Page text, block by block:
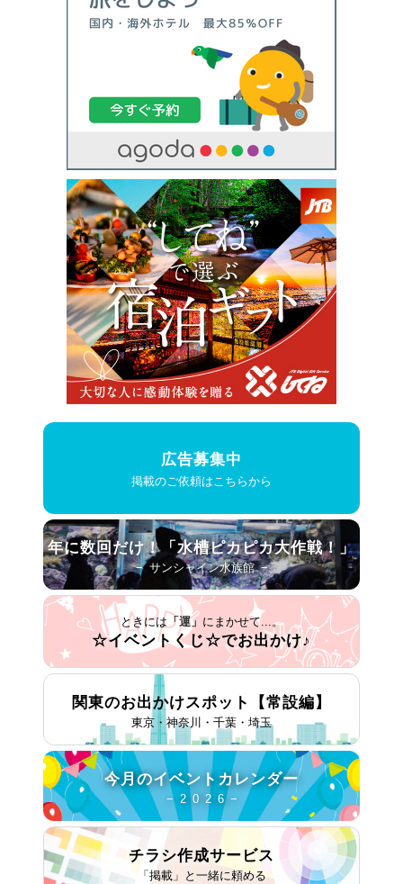
広告募集中
掲載のご依頼はこちらから
年に数回だけ！ 「水槽ピカピカ大作戦！」
− サンシャイン水族館 −
ときには 「運」 にまかせて...。
☆イベントくじ☆でお出かけ♪
関東のお出かけスポット 【常設編】
東京・神奈川・千葉・埼玉
今月のイベントカレンダー
− 2 0 2 6 −
チラシ作成サービス
「掲載」と一緒に頼める